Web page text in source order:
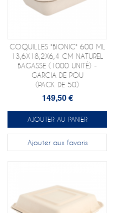
COQUILLES "BIONIC" 600 ML
13,6X18,2X6,4 CM NATUREL
BAGASSE (1000 UNITÉ) -
GARCIA DE POU
(PACK DE 50)
149,50 €
AJOUTER AU PANIER
Ajouter aux favoris